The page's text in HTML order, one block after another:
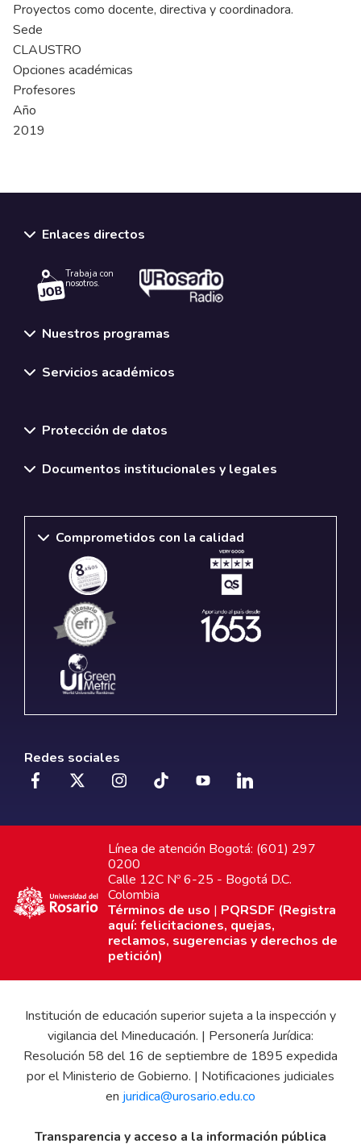
Proyectos como docente, directiva y coordinadora.
Sede
CLAUSTRO
Opciones académicas
Profesores
Año
2019
Enlaces directos
Trabaja con
nosotros.
Nuestros programas
Servicios académicos
Protección de datos
Documentos institucionales y legales
Comprometidos con la calidad
Redes sociales
Línea de atención Bogotá: (601) 297
0200
Calle 12C Nº 6-25 - Bogotá D.C.
Colombia
Términos de uso | PQRSDF (Registra
aquí: felicitaciones, quejas,
reclamos, sugerencias y derechos de
petición)
Institución de educación superior sujeta a la inspección y
vigilancia del Mineducación. | Personería Jurídica:
Resolución 58 del 16 de septiembre de 1895 expedida
por el Ministerio de Gobierno. | Notificaciones judiciales
en juridica@urosario.edu.co
Transparencia y acceso a la información pública